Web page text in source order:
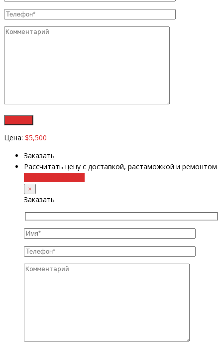
Цена: $5,500
Заказать
Рассчитать цену с доставкой, растаможкой и ремонтом
×
Заказать